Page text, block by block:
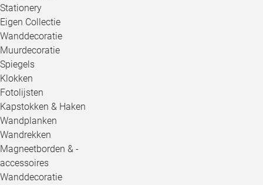
Stationery
Eigen Collectie
Wanddecoratie
Muurdecoratie
Spiegels
Klokken
Fotolijsten
Kapstokken & Haken
Wandplanken
Wandrekken
Magneetborden & -
accessoires
Wanddecoratie